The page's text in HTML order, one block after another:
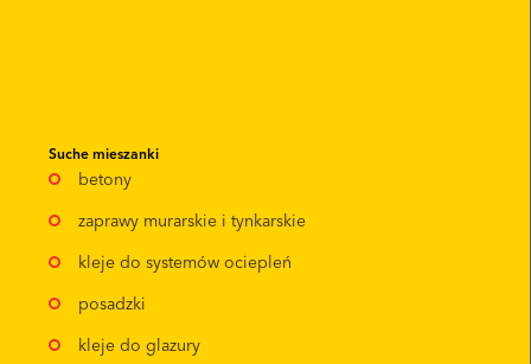
Suche mieszanki
betony
zaprawy murarskie i tynkarskie
kleje do systemów ociepleń
posadzki
kleje do glazury